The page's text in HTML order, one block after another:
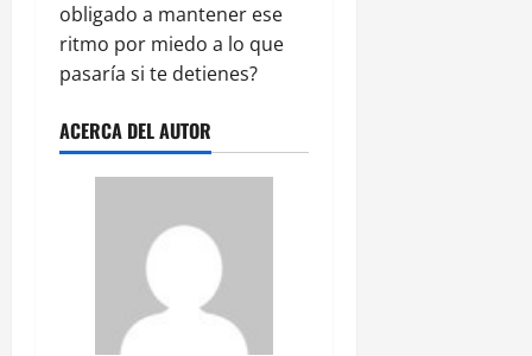
obligado a mantener ese
ritmo por miedo a lo que
pasaría si te detienes?
ACERCA DEL AUTOR